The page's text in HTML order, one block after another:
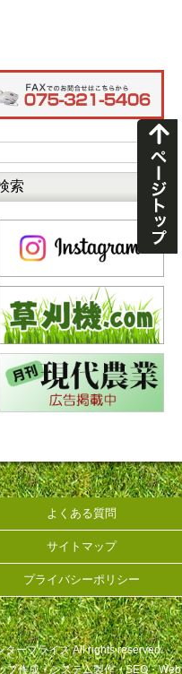
よくある質問
サイトマップ
プライバシーポリシー
ープライズ All rights reserved.
作成・システム製作・SEO・Web